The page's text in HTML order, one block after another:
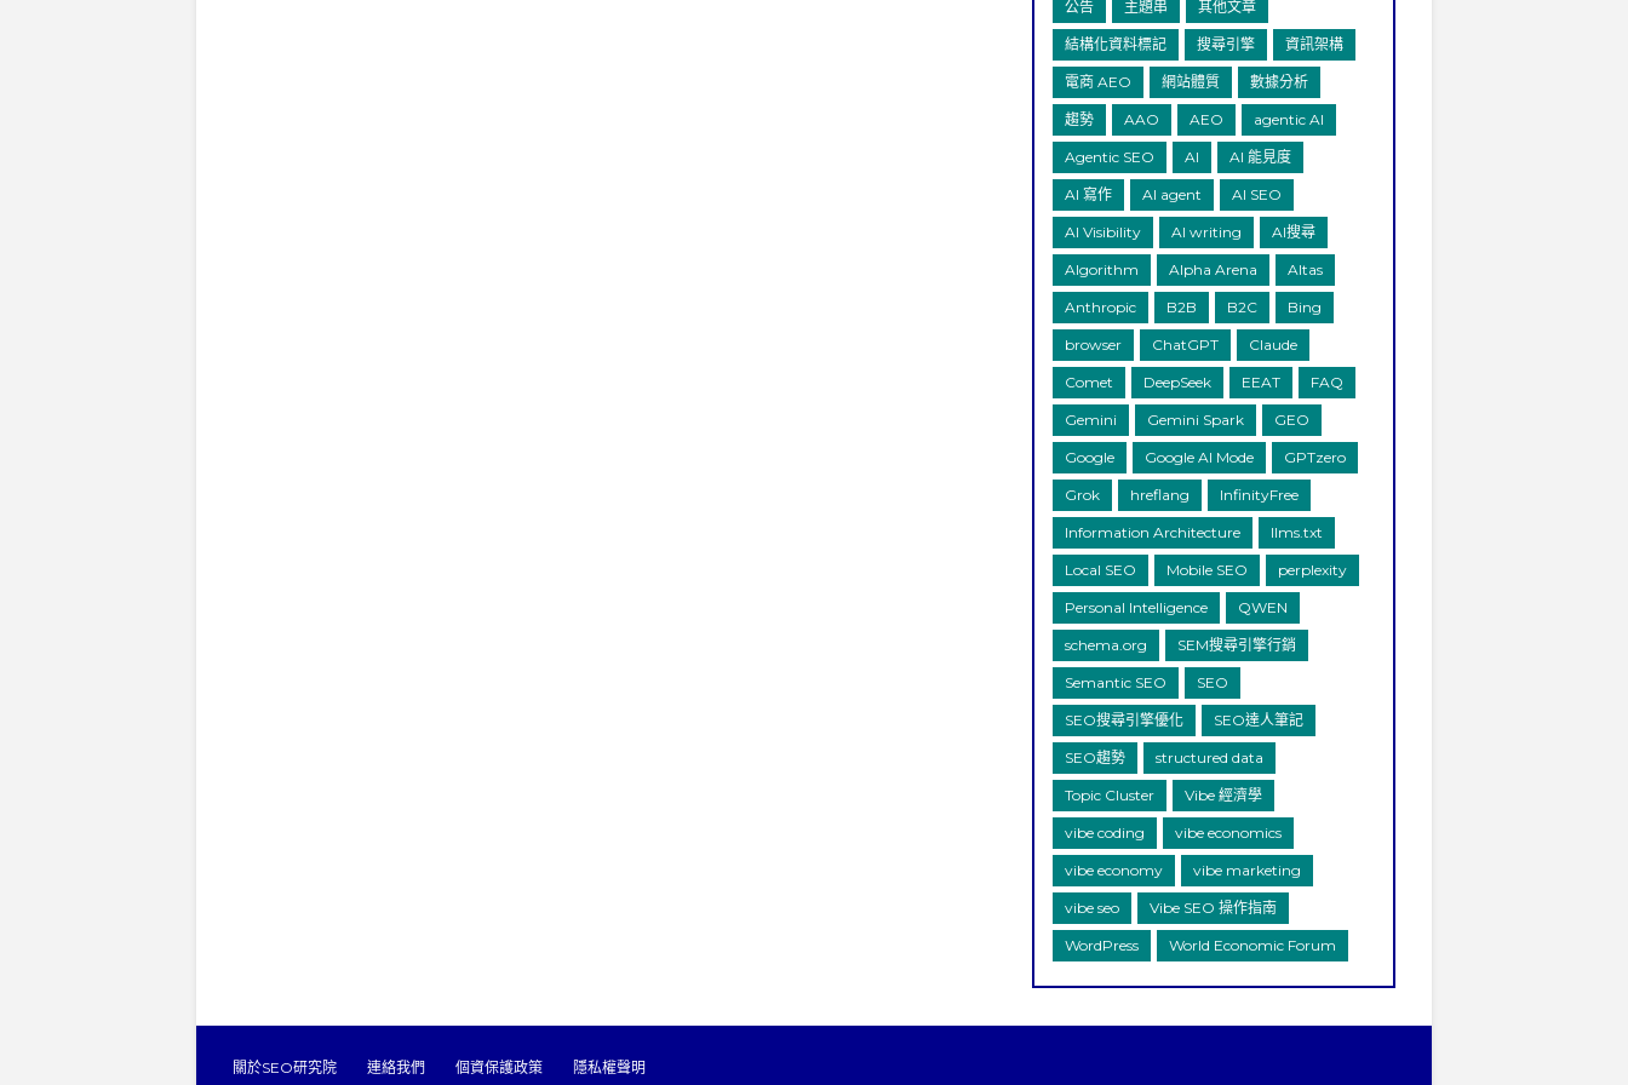
公告 主題串 其他文章
結構化資料標記 搜尋引擎 資訊架構
電商 AEO 網站體質 數據分析
趨勢 AAO AEO agentic AI
Agentic SEO AI AI 能見度
AI 寫作 AI agent AI SEO
AI Visibility AI writing AI搜尋
Algorithm Alpha Arena Altas
Anthropic B2B B2C Bing
browser ChatGPT Claude
Comet DeepSeek EEAT FAQ
Gemini Gemini Spark GEO
Google Google AI Mode GPTzero
Grok hreflang InfinityFree
Information Architecture llms.txt
Local SEO Mobile SEO perplexity
Personal Intelligence QWEN
schema.org SEM搜尋引擎行銷
Semantic SEO SEO
SEO搜尋引擎優化 SEO達人筆記
SEO趨勢 structured data
Topic Cluster Vibe 經濟學
vibe coding vibe economics
vibe economy vibe marketing
vibe seo Vibe SEO 操作指南
WordPress World Economic Forum
關於SEO研究院 連絡我們 個資保護政策 隱私權聲明